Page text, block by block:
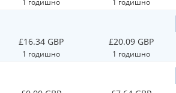
£16.34 GBP
1 годишно
£20.09 GBP
1 годишно